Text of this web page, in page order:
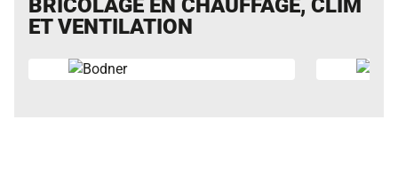
BRICOLAGE EN CHAUFFAGE, CLIM
ET VENTILATION